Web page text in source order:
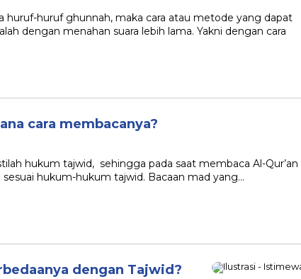
huruf ghunnah, maka cara atau metode yang dapat
dengan menahan suara lebih lama. Yakni dengan cara
cara membacanya?
hukum tajwid, sehingga pada saat membaca Al-Qur’an
hukum-hukum tajwid. Bacaan mad yang…
dengan Tajwid?